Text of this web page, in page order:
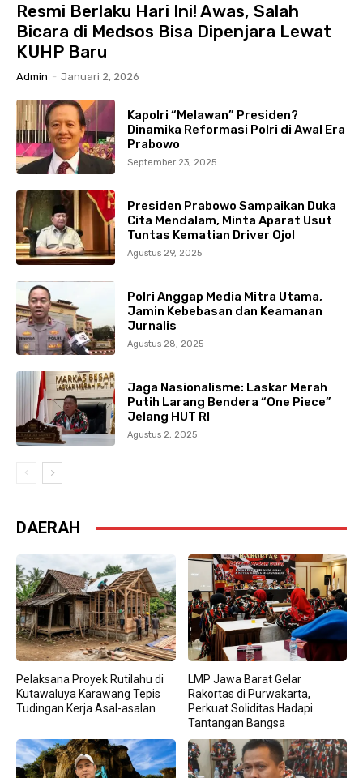
Resmi Berlaku Hari Ini! Awas, Salah
Bicara di Medsos Bisa Dipenjara Lewat
KUHP Baru
Admin - Januari 2, 2026
Kapolri “Melawan” Presiden?
Dinamika Reformasi Polri di Awal Era
Prabowo
September 23, 2025
Presiden Prabowo Sampaikan Duka
Cita Mendalam, Minta Aparat Usut
Tuntas Kematian Driver Ojol
Agustus 29, 2025
Polri Anggap Media Mitra Utama,
Jamin Kebebasan dan Keamanan
Jurnalis
Agustus 28, 2025
Jaga Nasionalisme: Laskar Merah
Putih Larang Bendera “One Piece”
Jelang HUT RI
Agustus 2, 2025
DAERAH
Pelaksana Proyek Rutilahu di
Kutawaluya Karawang Tepis
Tudingan Kerja Asal-asalan
LMP Jawa Barat Gelar
Rakortas di Purwakarta,
Perkuat Soliditas Hadapi
Tantangan Bangsa